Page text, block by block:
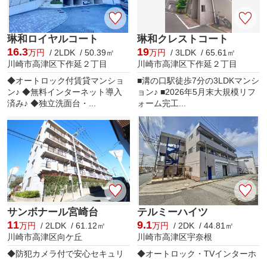
琳和ロイヤルコート
16.3万円
/ 2LDK / 50.39㎡
川崎市高津区下作延２丁目
◆オートロック付賃貸マンショ
ン♪ ◆無料インターネット導入
済み♪ ◆独立洗面台・...
琳和クレストコート
19万円
/ 3LDK / 65.61㎡
川崎市高津区下作延２丁目
■溝の口駅徒歩7分の3LDKマンシ
ョン♪ ■2026年5月末大規模リフ
ォーム完工...
サンボナール宮崎台
11万円
/ 2LDK / 61.12㎡
川崎市高津区向ケ丘
◆防犯カメラ付で安心セキュリ
テルミーハイツ
9.1万円
/ 2DK / 44.81㎡
川崎市高津区宇奈根
◆オートロック・TVインターホ